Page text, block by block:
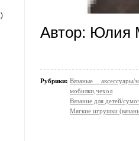
Автор: Юлия
Рубрики: Вязаные
мобилки,чехол
Вязание для детей/
Мягкие игрушки